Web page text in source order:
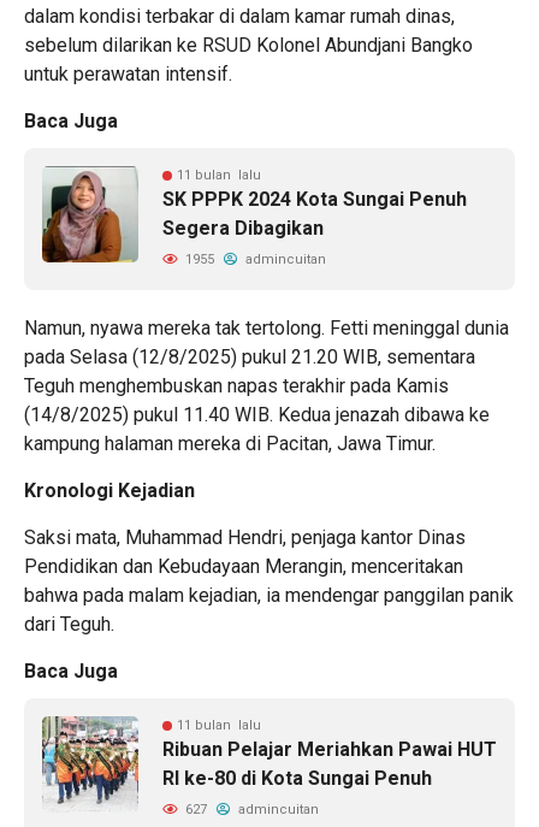
dalam kondisi terbakar di dalam kamar rumah dinas,
sebelum dilarikan ke RSUD Kolonel Abundjani Bangko
untuk perawatan intensif.
Baca Juga
11 bulan lalu
SK PPPK 2024 Kota Sungai Penuh
Segera Dibagikan
1955 admincuitan
Namun, nyawa mereka tak tertolong. Fetti meninggal dunia
pada Selasa (12/8/2025) pukul 21.20 WIB, sementara
Teguh menghembuskan napas terakhir pada Kamis
(14/8/2025) pukul 11.40 WIB. Kedua jenazah dibawa ke
kampung halaman mereka di Pacitan, Jawa Timur.
Kronologi Kejadian
Saksi mata, Muhammad Hendri, penjaga kantor Dinas
Pendidikan dan Kebudayaan Merangin, menceritakan
bahwa pada malam kejadian, ia mendengar panggilan panik
dari Teguh.
Baca Juga
11 bulan lalu
Ribuan Pelajar Meriahkan Pawai HUT
RI ke-80 di Kota Sungai Penuh
627 admincuitan